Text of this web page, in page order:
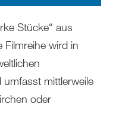
Stücke“ aus
wird in
mittlerweile
oder